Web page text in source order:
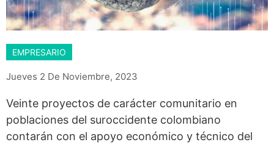
EMPRESARIO
Jueves 2 De Noviembre, 2023
Veinte proyectos de carácter comunitario en
poblaciones del suroccidente colombiano
contarán con el apoyo económico y técnico del